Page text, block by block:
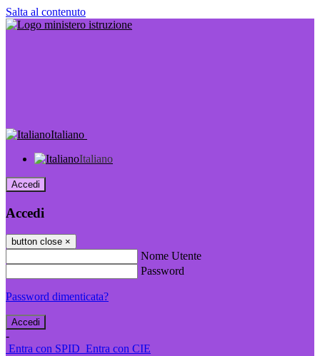
Salta al contenuto
Italiano
Italiano
Accedi
Accedi
button close ×
Nome Utente
Password
Password dimenticata?
-
Entra con SPID Entra con CIE